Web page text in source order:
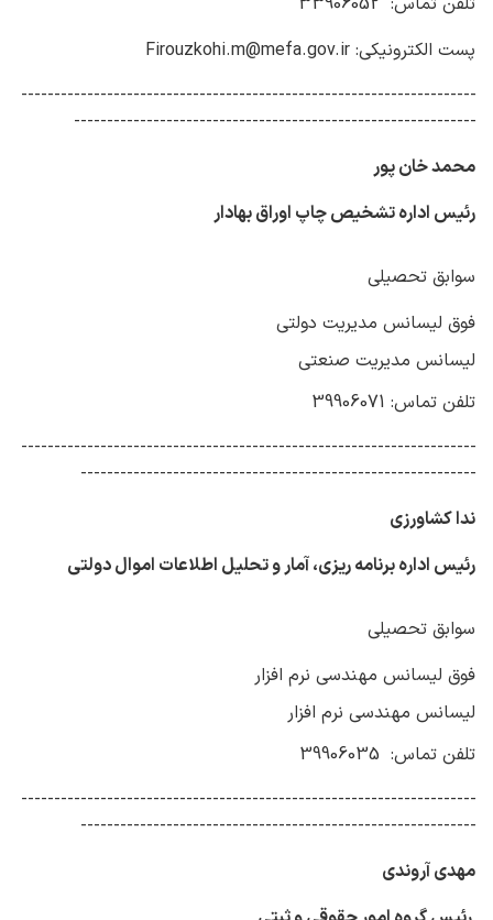
پست الکترونیکی: Firouzkohi.m@mefa.gov.ir
---------------------------------------------------------------------
-------------------------------------------------------------
محمد خان پور
رئیس اداره تشخیص چاپ اوراق بهادار
سوابق تحصیلی
فوق لیسانس مدیریت دولتی
لیسانس مدیریت صنعتی
تلفن تماس: 39906071
---------------------------------------------------------------------
------------------------------------------------------------
ندا کشاورزی
رئیس اداره برنامه ریزی، آمار و تحلیل اطلاعات اموال دولتی
سوابق تحصیلی
فوق لیسانس مهندسی نرم افزار
لیسانس مهندسی نرم افزار
تلفن تماس: 39906035
---------------------------------------------------------------------
------------------------------------------------------------
مهدی آروندی